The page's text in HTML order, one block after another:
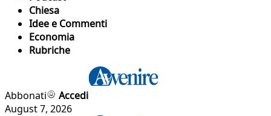
Chiesa
Idee e Commenti
Economia
Rubriche
Abbonati
Accedi
August 7, 2026